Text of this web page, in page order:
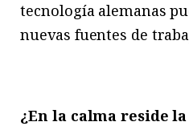
tecnología alemanas
nuevas fuentes de
¿En la calma reside